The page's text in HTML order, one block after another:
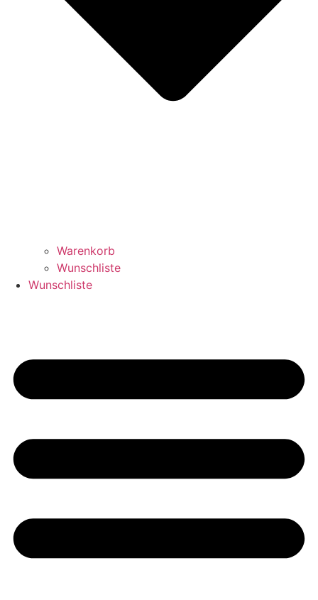
Warenkorb
Wunschliste
Wunschliste